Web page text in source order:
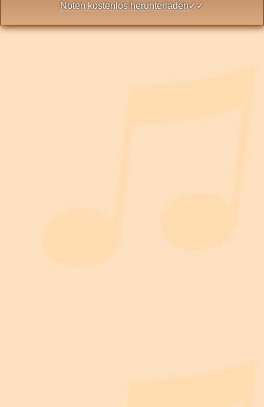
Noten kostenlos herunterladen✓✓